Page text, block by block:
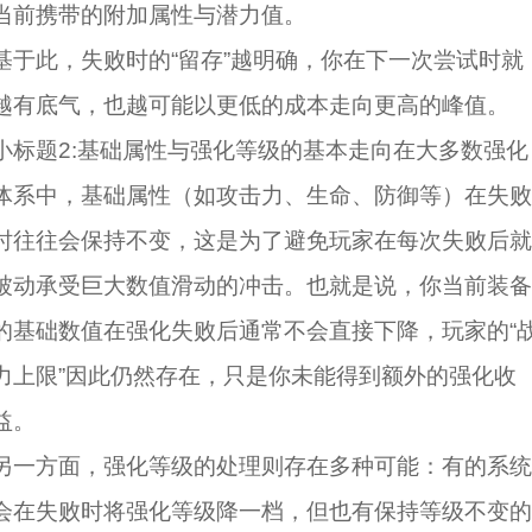
前携带的附加属性与潜力值。
于此，失败时的“留存”越明确，你在下一次尝试时就
有底气，也越可能以更低的成本走向更高的峰值。
标题2:基础属性与强化等级的基本走向在大多数强化
系中，基础属性（如攻击力、生命、防御等）在失败
往往会保持不变，这是为了避免玩家在每次失败后就
动承受巨大数值滑动的冲击。也就是说，你当前装备
基础数值在强化失败后通常不会直接下降，玩家的“
上限”因此仍然存在，只是你未能得到额外的强化收
。
一方面，强化等级的处理则存在多种可能：有的系统
在失败时将强化等级降一档，但也有保持等级不变的